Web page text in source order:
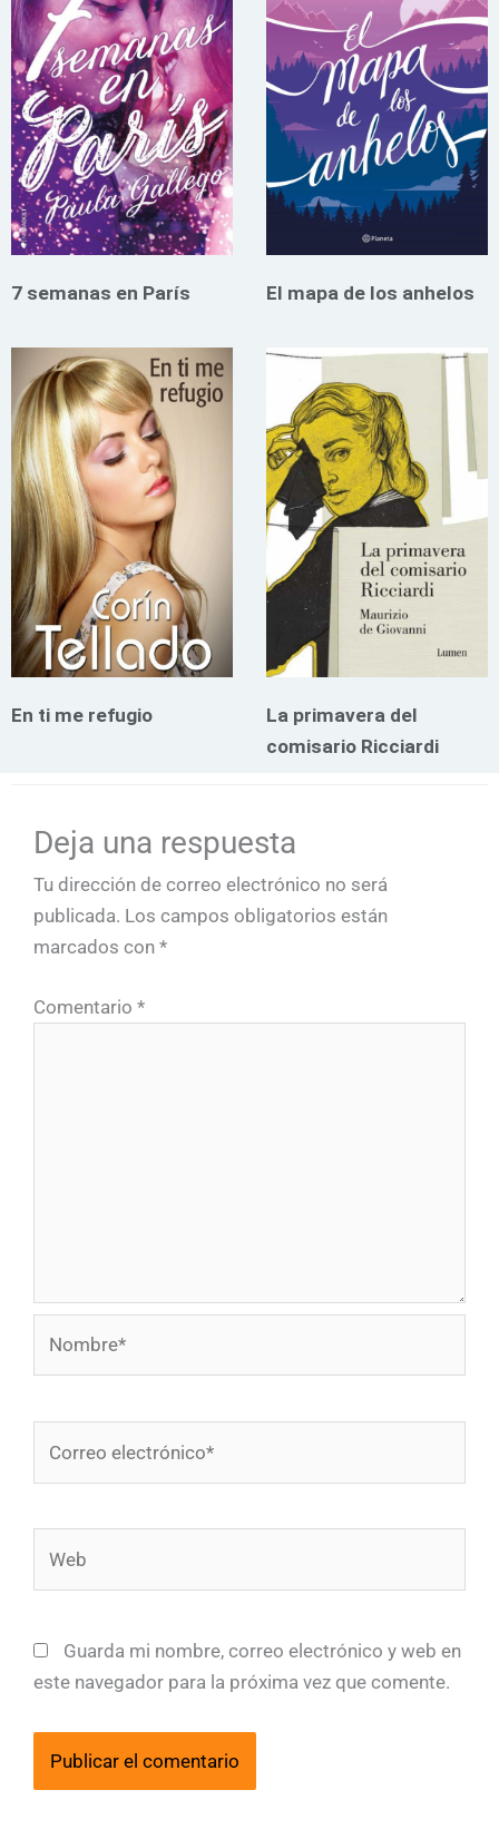
7 semanas en París El mapa de los anhelos
En ti me refugio
La primavera del
comisario Ricciardi
Deja una respuesta
Tu dirección de correo electrónico no será
publicada. Los campos obligatorios están
marcados con *
Comentario *
electrónico*
Guarda mi nombre, correo electrónico y web en
este navegador para la próxima vez que comente.